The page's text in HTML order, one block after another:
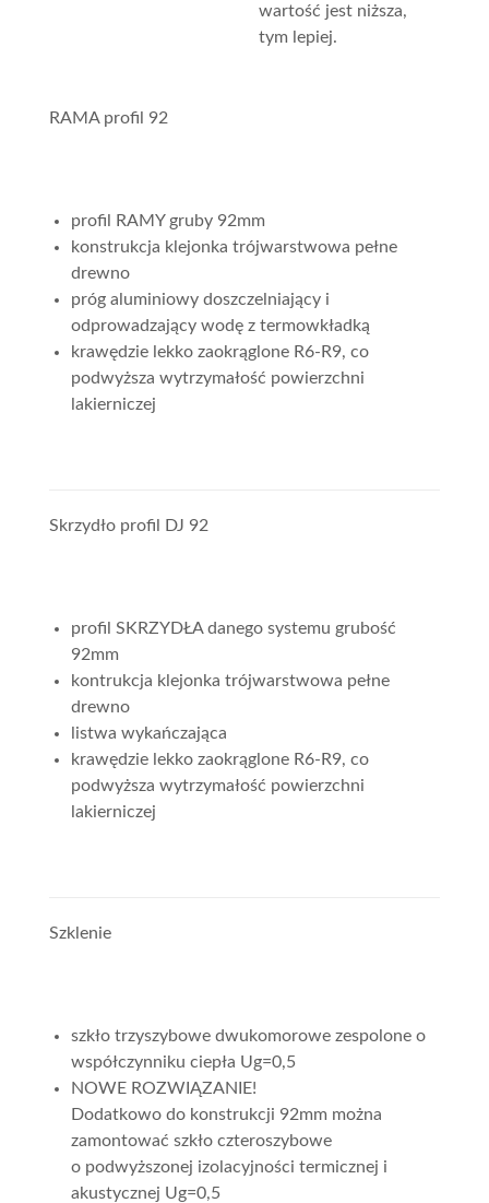
wartość jest niższa,
tym lepiej.
RAMA profil 92
profil RAMY gruby 92mm
konstrukcja klejonka trójwarstwowa pełne
drewno
próg aluminiowy doszczelniający i
odprowadzający wodę z termowkładką
krawędzie lekko zaokrąglone R6-R9, co
podwyższa wytrzymałość powierzchni
lakierniczej
Skrzydło profil DJ 92
profil SKRZYDŁA danego systemu grubość
92mm
kontrukcja klejonka trójwarstwowa pełne
drewno
listwa wykańczająca
krawędzie lekko zaokrąglone R6-R9, co
podwyższa wytrzymałość powierzchni
lakierniczej
Szklenie
szkło trzyszybowe dwukomorowe zespolone o
współczynniku ciepła Ug=0,5
NOWE ROZWIĄZANIE!
Dodatkowo do konstrukcji 92mm można
zamontować szkło czteroszybowe
o podwyższonej izolacyjności termicznej i
akustycznej Ug=0,5